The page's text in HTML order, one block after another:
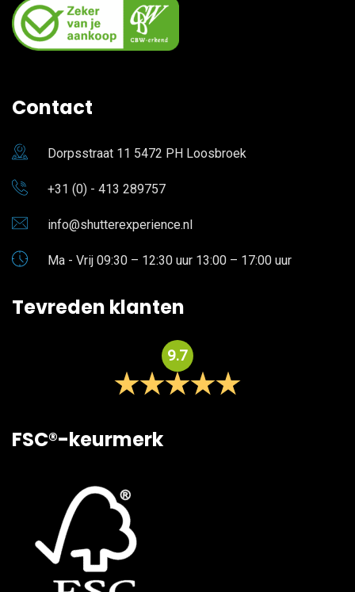
Contact
Dorpsstraat 11 5472 PH Loosbroek
+31 (0) - 413 289757
info@shutterexperience.nl
Ma - Vrij 09:30 – 12:30 uur 13:00 – 17:00 uur
Tevreden klanten
9.7
FSC®-keurmerk